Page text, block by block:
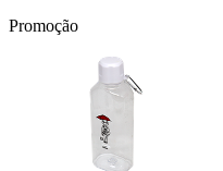
Promoção